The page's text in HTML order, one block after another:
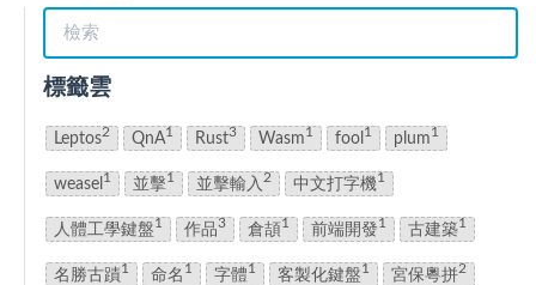
標籤雲
Leptos2 QnA1 Rust3 Wasm1 fool 1 plum1
weasel 1 並擊1 並擊輸入2 中文打字機1
人體工學鍵盤1 作品3 倉頡1 前端開發1 古建築1
名勝古蹟1 命名 1 字體1 客製化鍵盤1 宮保粵拼2